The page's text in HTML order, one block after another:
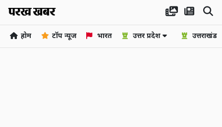
होम टॉप न्यूज भारत उत्तर प्रदेश उत्तराखंड